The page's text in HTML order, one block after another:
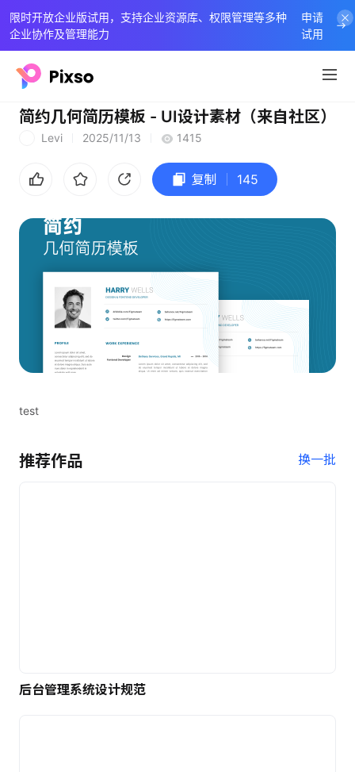
限时开放企业版试用，支持企业资源库、权限管理等多种
企业协作及管理能力
申请
试用
简约几何简历模板 - UI设计素材（来自社区）
Levi 2025/11/13 1415
复制 145
test
推荐作品 换一批
后台管理系统设计规范